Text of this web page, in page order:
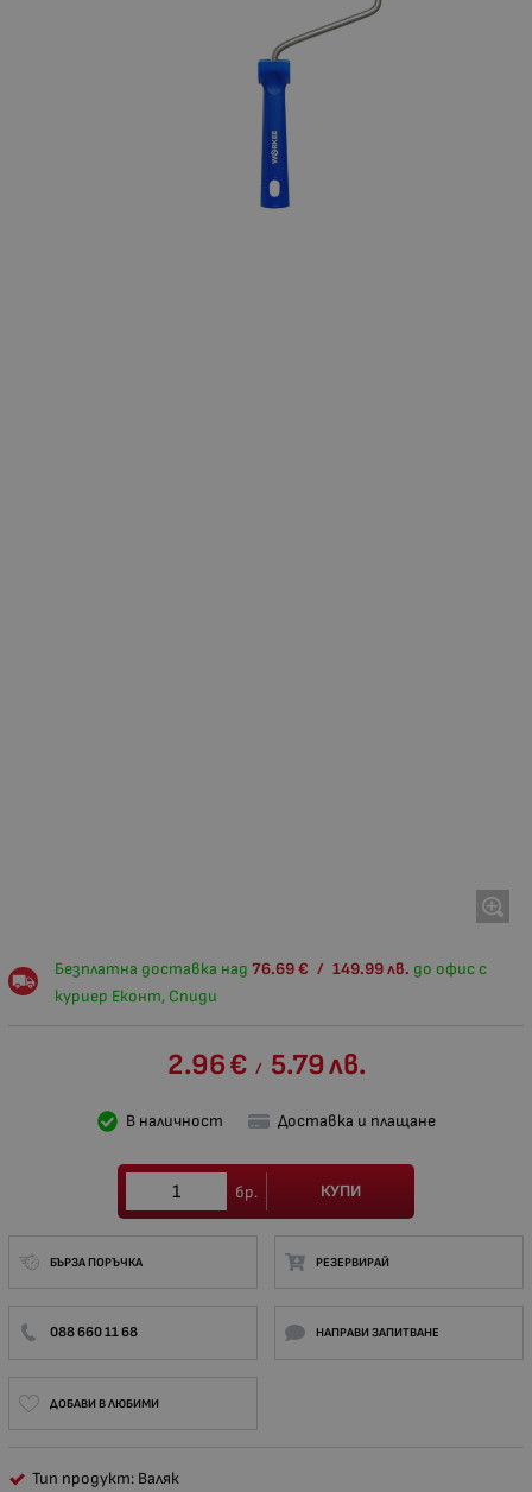
Безплатна доставка над 76.69 € / 149.99 лв. до офис с
куриер Еконт, Спиди
2.96€ / 5.79лв.
В наличност Доставка и плащане
бр. КУПИ
БЪРЗА ПОРЪЧКА РЕЗЕРВИРАЙ
088 660 11 68 НАПРАВИ ЗАПИТВАНЕ
ДОБАВИ В ЛЮБИМИ
Тип продукт: Валяк